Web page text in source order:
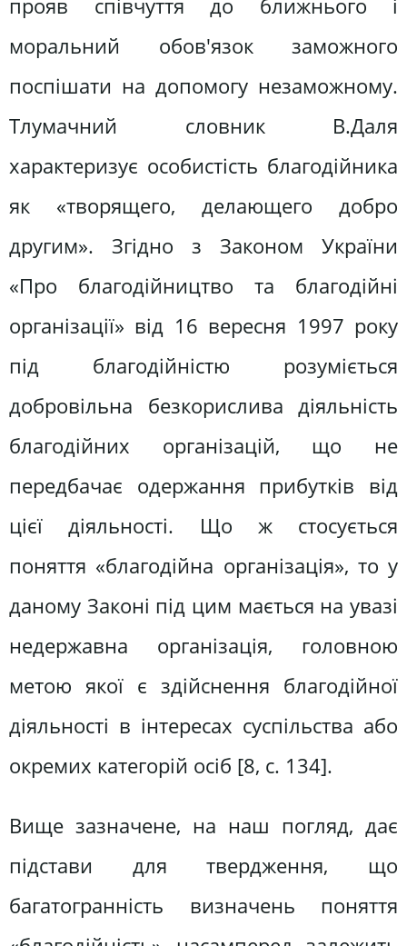
прояв співчуття до ближнього і
моральний обов'язок заможного
поспішати на допомогу незаможному.
Тлумачний словник В.Даля
характеризує особистість благодійника
як «творящего, делающего добро
другим». Згідно з Законом України
«Про благодійництво та благодійні
організації» від 16 вересня 1997 року
під благодійністю розуміється
добровільна безкорислива діяльність
благодійних організацій, що не
передбачає одержання прибутків від
цієї діяльності. Що ж стосується
поняття «благодійна організація», то у
даному Законі під цим мається на увазі
недержавна організація, головною
метою якої є здійснення благодійної
діяльності в інтересах суспільства або
окремих категорій осіб [8, с. 134].
Вище зазначене, на наш погляд, дає
підстави для твердження, що
багатогранність визначень поняття